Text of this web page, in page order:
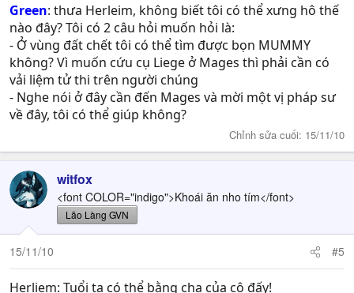
Green: thưa Herleim, không biết tôi có thể xưng hô thế
nào đây? Tôi có 2 câu hỏi muốn hỏi là:
- Ở vùng đất chết tôi có thể tìm được bọn MUMMY
không? Vì muốn cứu cụ Liege ở Mages thì phải cần có
vải liệm tử thi trên người chúng
- Nghe nói ở đây cần đến Mages và mời một vị pháp sư
về đây, tôi có thể giúp không?
Chỉnh sửa cuối: 15/11/10
witfox
<font COLOR="indigo">Khoái ăn nho tím</font>
Lão Làng GVN
15/11/10 #5
Herliem: Tuổi ta có thể bằng cha của cô đấy!